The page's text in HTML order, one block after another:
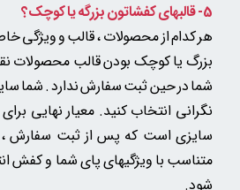
5- قالبهای کفشاتون بزرگه یا کوچک؟
هر کدام از محصولات ، قالب و ویژگی
بزرگ یا کوچک بودن قالب محصولات
شما در حین ثبت سفارش ندارد . شما
نگرانی انتخاب کنید. معیار نهایی
سایزی است که پس از ثبت سفارش ،
متناسب با ویژگیهای پای شما و کفش
شود.​​​​​​​